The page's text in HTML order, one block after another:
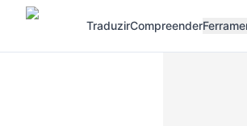
TraduzirCompreender